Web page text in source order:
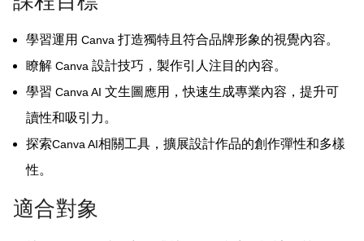
學習運用 Canva 打造獨特且符合品牌形象的視覺內容。
瞭解 Canva 設計技巧，製作引人注目的內容。
學習 Canva AI 文生圖應用，快速生成專業內容，提升可
讀性和吸引力。
探索Canva AI相關工具，擴展設計作品的創作彈性和多樣
性。
適合對象